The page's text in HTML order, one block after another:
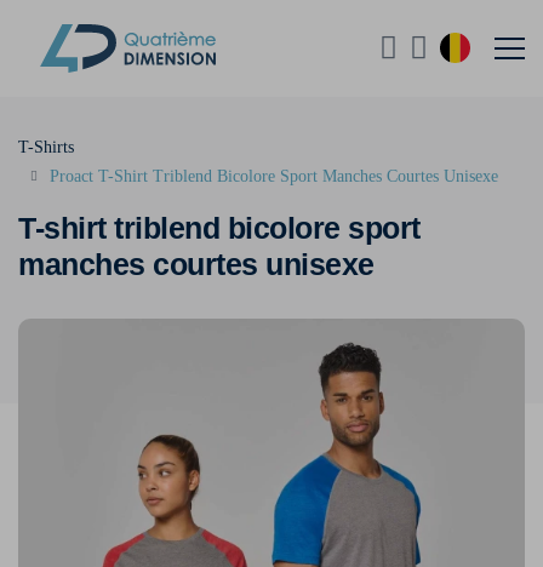
T-shirt triblend bicolore sport
manches courtes unisexe
T-Shirts
Proact T-Shirt Triblend Bicolore Sport Manches Courtes Unisexe